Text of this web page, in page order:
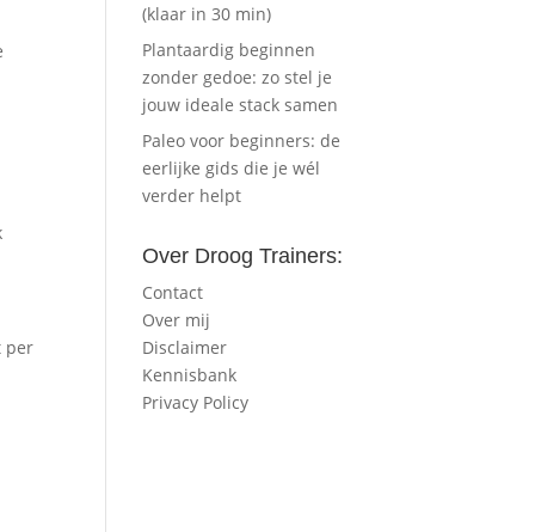
per
(klaar in 30 min)
Plantaardig beginnen
zonder gedoe: zo stel je
jouw ideale stack samen
Paleo voor beginners: de
eerlijke gids die je wél
verder helpt
Over Droog Trainers:
Contact
Over mij
Disclaimer
Kennisbank
Privacy Policy